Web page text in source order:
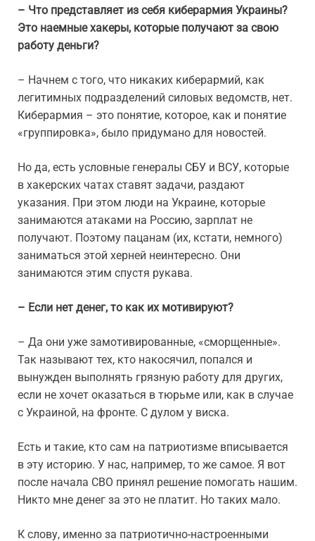
– Что представляет из себя киберармия Украины?
Это наемные хакеры, которые получают за свою
работу деньги?
– Начнем с того, что никаких киберармий, как
легитимных подразделений силовых ведомств, нет.
Киберармия – это понятие, которое, как и понятие
«группировка», было придумано для новостей.
Но да, есть условные генералы СБУ и ВСУ, которые
в хакерских чатах ставят задачи, раздают
указания. При этом люди на Украине, которые
занимаются атаками на Россию, зарплат не
получают. Поэтому пацанам (их, кстати, немного)
заниматься этой херней неинтересно. Они
занимаются этим спустя рукава.
– Если нет денег, то как их мотивируют?
– Да они уже замотивированные, «сморщенные».
Так называют тех, кто накосячил, попался и
вынужден выполнять грязную работу для других,
если не хочет оказаться в тюрьме или, как в случае
с Украиной, на фронте. С дулом у виска.
Есть и такие, кто сам на патриотизме вписывается
в эту историю. У нас, например, то же самое. Я вот
после начала СВО принял решение помогать нашим.
Никто мне денег за это не платит. Но таких мало.
К слову, именно за патриотично-настроенными